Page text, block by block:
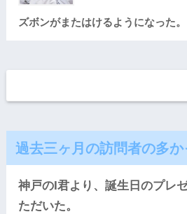
ズボンがまたはけるようになった。
過去三ヶ月の訪問者の多
神戸のI君より、誕生日のプレ
ただいた。